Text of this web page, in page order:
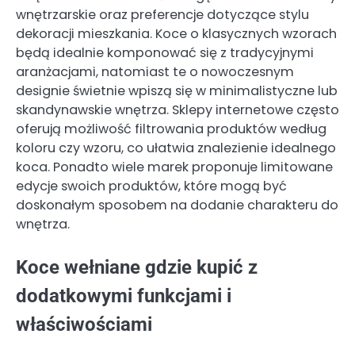
wnętrzarskie oraz preferencje dotyczące stylu
dekoracji mieszkania. Koce o klasycznych wzorach
będą idealnie komponować się z tradycyjnymi
aranżacjami, natomiast te o nowoczesnym
designie świetnie wpiszą się w minimalistyczne lub
skandynawskie wnętrza. Sklepy internetowe często
oferują możliwość filtrowania produktów według
koloru czy wzoru, co ułatwia znalezienie idealnego
koca. Ponadto wiele marek proponuje limitowane
edycje swoich produktów, które mogą być
doskonałym sposobem na dodanie charakteru do
wnętrza.
Koce wełniane gdzie kupić z
dodatkowymi funkcjami i
właściwościami